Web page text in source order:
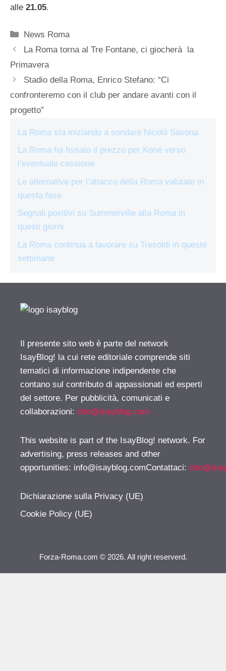
alle 21.05.
Categorie
News Roma
La Roma torna al Tre Fontane, ci giocherà la
Primavera
Stadio della Roma, Enrico Stefano: “Ci
confronteremo con il club per andare avanti con il
progetto”
La Roma sta iniziando a sondare Nicolò Savona
La Roma ha fissato il prezzo per Koné verso
l’eventuale cessione
Le alternative per l’attacco della Roma valutate in
questa fase
Segnali positivi su Summerville alla Roma in
questi giorni
La Roma continua a lavorare su Tresoldi in queste
settimane
Il presente sito web è parte del network
IsayBlog! la cui rete editoriale comprende siti
tematici di informazione indipendente che
contano sul contributo di appassionati ed esperti
del settore. Per pubblicità, comunicati e
collaborazioni: info@isayblog.com
This website is part of the IsayBlog! network. For
advertising, press releases and other
opportunities: info@isayblog.comContattaci:
Dichiarazione sulla Privacy (UE)
Cookie Policy (UE)
Forza-Roma.com © 2026. All right reserverd.